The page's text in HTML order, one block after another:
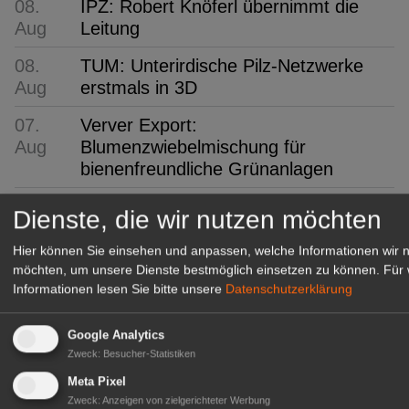
08.
Aug
IPZ: Robert Knöferl übernimmt die
Leitung
08.
Aug
TUM: Unterirdische Pilz-Netzwerke
erstmals in 3D
07.
Aug
Verver Export:
Blumenzwiebelmischung für
bienenfreundliche Grünanlagen
07. Aug
hagebau: 24 Nachwuchskräfte
07.
Aug
Niedersachsen: Lieblingsbeere ist die
Heidelbeere
FLORUM 2026: 27 Fachaussteller
Gartenbau-Versicherung: Erneut mit
Assekurata-Reating A++
ausgezeichnet
Dienste, die wir nutzen möchten
Hier können Sie einsehen und anpassen, welche Informationen wir
möchten, um unsere Dienste bestmöglich einsetzen zu können. Für
Informationen lesen Sie bitte unsere Datenschutzerklärung
Google Analytics
Zweck: Besucher-Statistiken
Meta Pixel
Zweck: Anzeigen von zielgerichteter Werbung